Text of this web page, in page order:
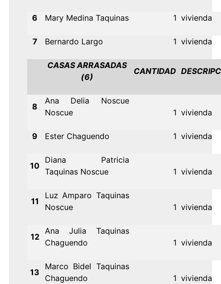
6 Mary Medina Taquinas 1 vivienda
7 Bernardo Largo 1 vivienda
CASAS ARRASADAS
(6)
CANTIDAD
8
Ana Delia Noscue
Noscue
1 vivienda
9 Ester Chaguendo 1 vivienda
10
Diana Patricia
Taquinas Noscue
1 vivienda
11
Luz Amparo Taquinas
Noscue
1 vivienda
12
Ana Julia Taquinas
Chaguendo
1 vivienda
13
Marco Bidel Taquinas
Chaguendo
1 vivienda